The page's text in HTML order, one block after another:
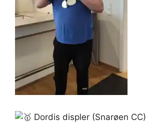
Dordis displer (Snarøen CC)